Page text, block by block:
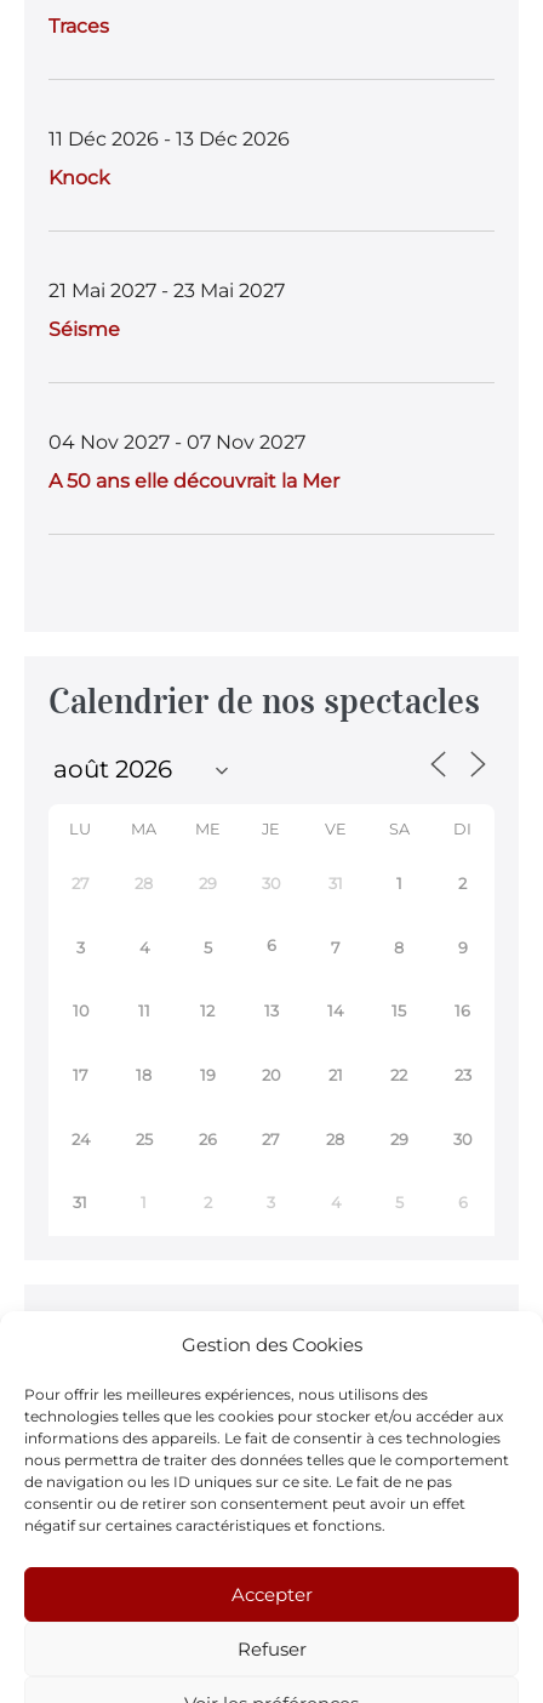
Gestion des Cookies
Pour offrir les meilleures expériences, nous utilisons des
technologies telles que les cookies pour stocker et/ou accéder aux
informations des appareils. Le fait de consentir à ces technologies
nous permettra de traiter des données telles que le comportement
de navigation ou les ID uniques sur ce site. Le fait de ne pas
consentir ou de retirer son consentement peut avoir un effet
négatif sur certaines caractéristiques et fonctions.
Accepter
Refuser
Traces
11 Déc 2026 - 13 Déc 2026
Knock
21 Mai 2027 - 23 Mai 2027
Séisme
04 Nov 2027 - 07 Nov 2027
A 50 ans elle découvrait la Mer
Calendrier de nos spectacles
LU MA ME JE VE SA DI
27 28 29 30 31 1 2
3 4 5 6 7 8 9
10 11 12 13 14 15 16
17 18 19 20 21 22 23
24 25 26 27 28 29 30
31 1 2 3 4 5 6
Ne ratez rien !
Inscrivez-vous à notreNewsletter >
Notre page Facebook
a